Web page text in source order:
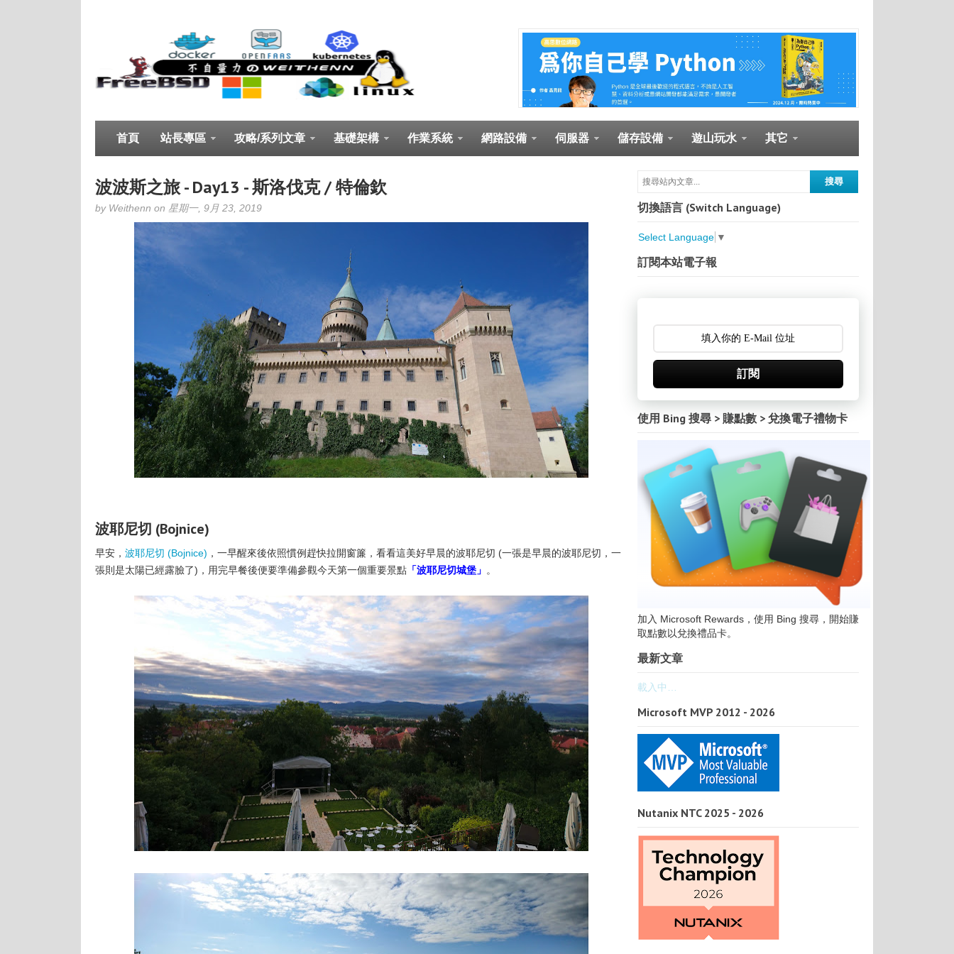
首頁 站長專區 攻略/系列文章 基礎架構 作業系統 網路設備 伺服器 儲存設備 遊山玩水 其它
波波斯之旅 - Day13 - 斯洛伐克 / 特倫欽
by Weithenn on 星期一, 9月 23, 2019
波耶尼切 (Bojnice)
早安， 波耶尼切 (Bojnice) ，一早醒來後依照慣例趕快拉開窗簾，看看這美好早晨的波耶尼切 (一張是早晨的波耶尼切，一
張則是太陽已經露臉了)，用完早餐後便要準備參觀今天第一個重要景點 「波耶尼切城堡」 。
切換語言 (Switch Language)
Select Language ▼
訂閱本站電子報
訂閱
使用 Bing 搜尋 > 賺點數 > 兌換電子禮物卡
加入 Microsoft Rewards，使用 Bing 搜尋，開始賺
取點數以兌換禮品卡。
最新文章
載入中…
Microsoft MVP 2012 - 2026
Nutanix NTC 2025 - 2026